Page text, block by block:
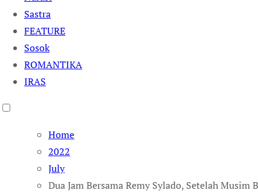
Sastra
FEATURE
Sosok
ROMANTIKA
IRAS
Home
2022
July
Dua Jam Bersama Remy Sylado, Setelah